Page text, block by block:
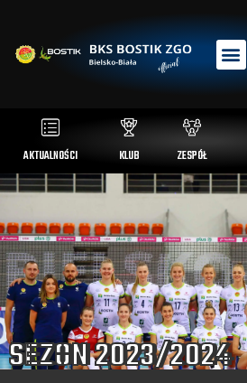
AKTUALNOŚCI KLUB ZESPÓŁ
SEZON 2023/2024